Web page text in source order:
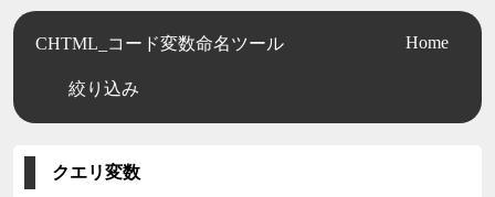
CHTML_コード変数命名ツール
絞り込み
Home
クエリ変数